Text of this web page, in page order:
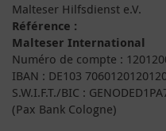
Malteser Hilfsdienst e.V.
Référence :
Malteser International
Numéro de compte :
IBAN : DE103
S.W.I.F.T./BIC :
(Pax Bank Cologne)